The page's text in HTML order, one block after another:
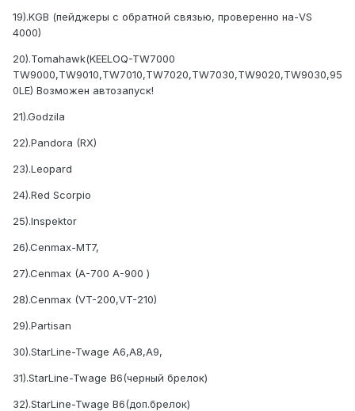
19).KGB (пейджеры с обратной связью, проверенно на-VS
4000)
20).Tomahawk(KEELOQ-TW7000
TW9000,TW9010,TW7010,TW7020,TW7030,TW9020,TW9030,95
0LE) Возможен автозапуск!
21).Godzila
22).Pandora (RX)
23).Leopard
24).Red Scorpio
25).Inspektor
26).Cenmax-MT7,
27).Cenmax (A-700 A-900 )
28).Cenmax (VT-200,VT-210)
29).Partisan
30).StarLine-Twage А6,А8,А9,
31).StarLine-Twage В6(черный брелок)
32).StarLine-Twage В6(доп.брелок)